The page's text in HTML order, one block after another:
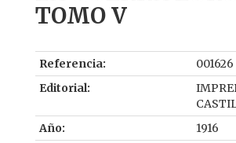
TOMO V
Referencia:
001626
Editorial:
Año:
1916